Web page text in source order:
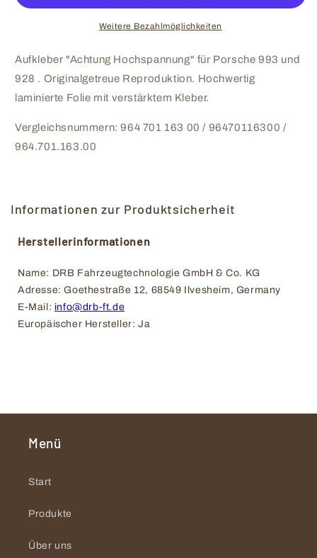
Porsche
96470116300
Porsche
993
96470116300
Weitere Bezahlmöglichkeiten
Aufkleber "Achtung Hochspannung" für Porsche 993 und
928 . Originalgetreue Reproduktion. Hochwertig
laminierte Folie mit verstärktem Kleber.
Vergleichsnummern: 964 701 163 00 / 96470116300 /
964.701.163.00
Informationen zur Produktsicherheit
Herstellerinformationen
Name: DRB Fahrzeugtechnologie GmbH & Co. KG
Adresse: Goethestraße 12, 68549 Ilvesheim, Germany
E-Mail: info@drb-ft.de
Europäischer Hersteller: Ja
Menü
Start
Produkte
Über uns